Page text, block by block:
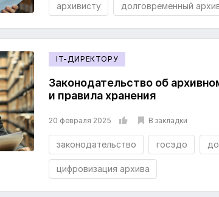
архивисту долговременный
IT-ДИРЕКТОРУ
Законодательство об
и правила хранения
20 февраля 2025 В закладки
законодательство госэдо
цифровизация архива